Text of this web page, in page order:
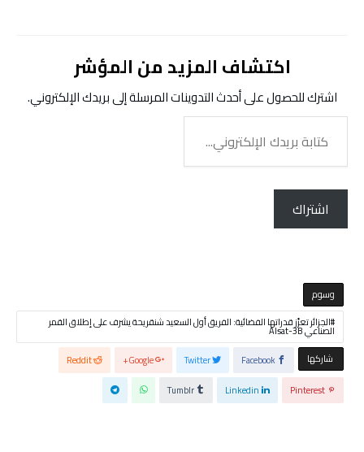
اكتشاف المزيد من المؤشر
اشترك للحصول على أحدث التدوينات المرسلة إلى بريدك الإلكتروني.
بريدك
الإلكتروني...
اشتراك
‫‫‫‫وسوم‬
الجزائر تعزّز قدراتها الفضائية: الفريق أول السعيد شنقريحة يشرف على إطلاق القمر
الصناعي Alsat-3B
‫‫ شاركها‬
Facebook
Twitter
Google+
Reddit
Pinterest
Linkedin
Tumblr